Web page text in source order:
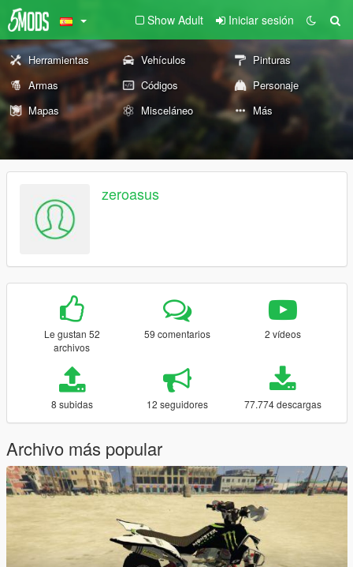
Show Adult Iniciar sesión
Herramientas Vehículos
Pinturas
Armas
Códigos
Personaje
Mapas
Misceláneo Más
zeroasus
Le gustan 52
archivos
59 comentarios 2 vídeos
8 subidas 12 seguidores 77.774 descargas
Archivo más popular